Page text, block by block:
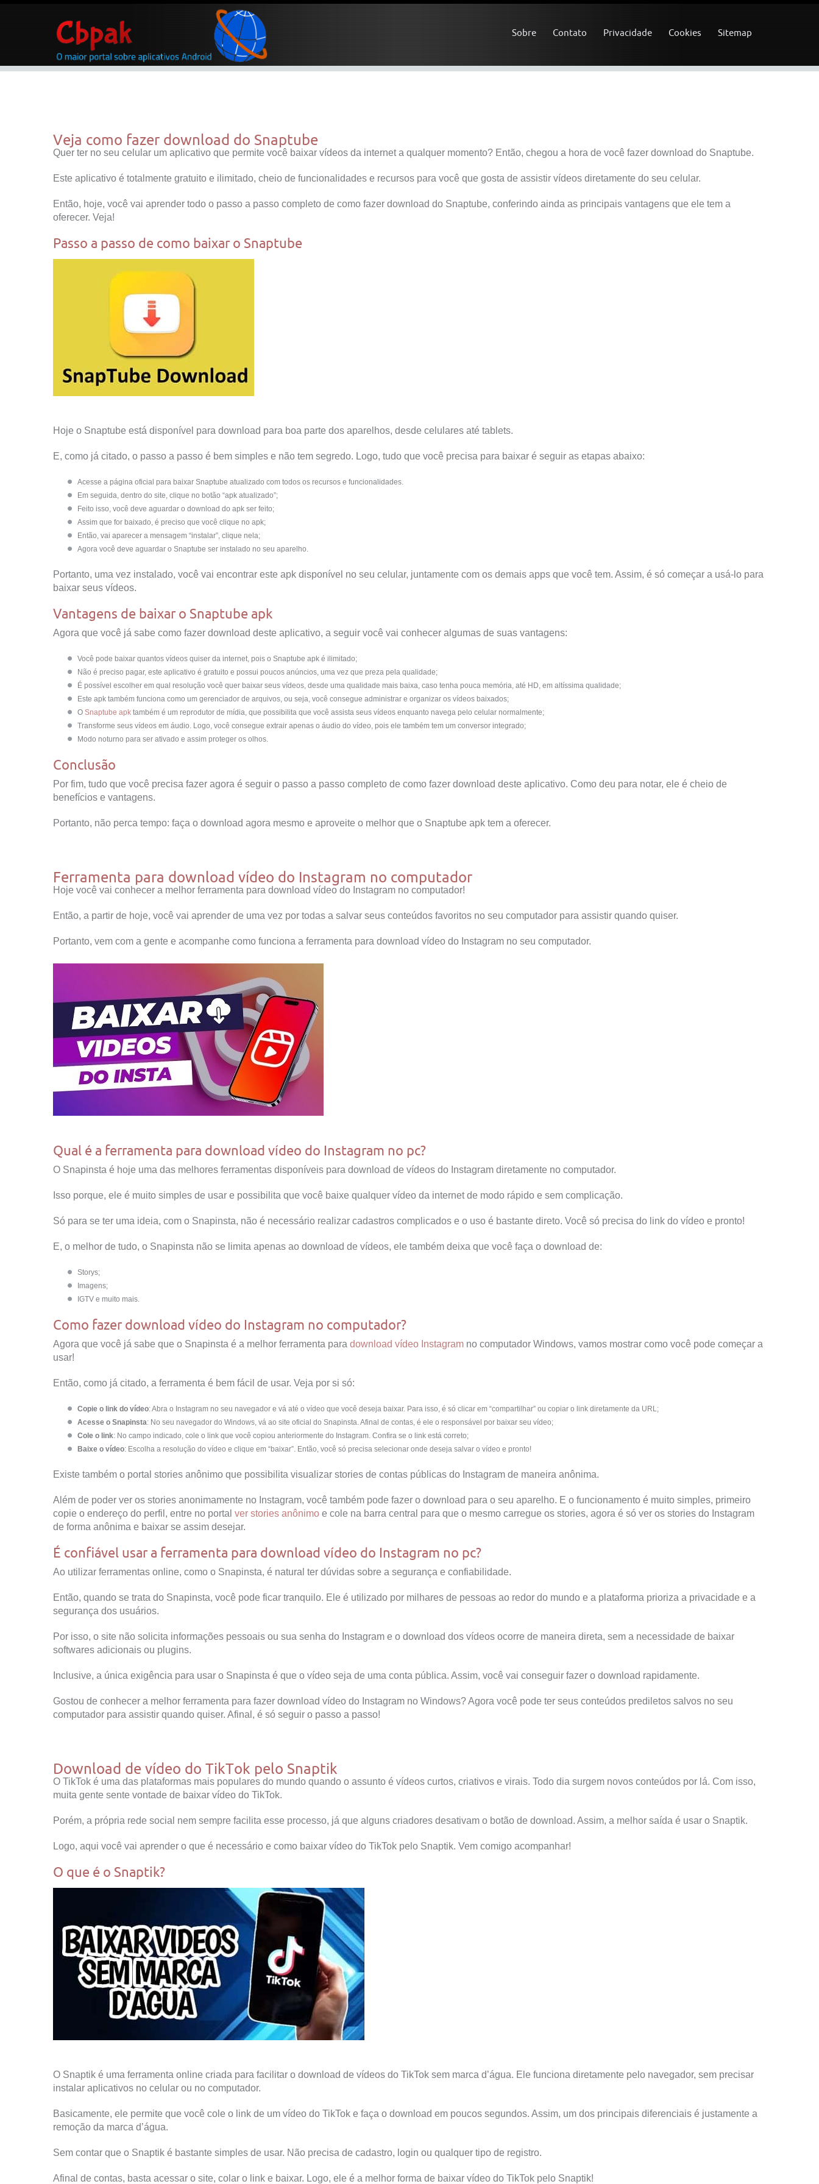
Sobre Contato Privacidade Cookies Sitemap
Veja como fazer download do Snaptube
Quer ter no seu celular um aplicativo que permite você baixar vídeos da internet a qualquer momento? Então, chegou a hora de você fazer download do Snaptube.
Este aplicativo é totalmente gratuito e ilimitado, cheio de funcionalidades e recursos para você que gosta de assistir vídeos diretamente do seu celular.
Então, hoje, você vai aprender todo o passo a passo completo de como fazer download do Snaptube, conferindo ainda as principais vantagens que ele tem a
oferecer. Veja!
Passo a passo de como baixar o Snaptube
Hoje o Snaptube está disponível para download para boa parte dos aparelhos, desde celulares até tablets.
E, como já citado, o passo a passo é bem simples e não tem segredo. Logo, tudo que você precisa para baixar é seguir as etapas abaixo:
Acesse a página oficial para baixar Snaptube atualizado com todos os recursos e funcionalidades.
Em seguida, dentro do site, clique no botão “apk atualizado”;
Feito isso, você deve aguardar o download do apk ser feito;
Assim que for baixado, é preciso que você clique no apk;
Então, vai aparecer a mensagem “instalar”, clique nela;
Agora você deve aguardar o Snaptube ser instalado no seu aparelho.
Portanto, uma vez instalado, você vai encontrar este apk disponível no seu celular, juntamente com os demais apps que você tem. Assim, é só começar a usá-lo para
baixar seus vídeos.
Vantagens de baixar o Snaptube apk
Agora que você já sabe como fazer download deste aplicativo, a seguir você vai conhecer algumas de suas vantagens:
Você pode baixar quantos vídeos quiser da internet, pois o Snaptube apk é ilimitado;
Não é preciso pagar, este aplicativo é gratuito e possui poucos anúncios, uma vez que preza pela qualidade;
É possível escolher em qual resolução você quer baixar seus vídeos, desde uma qualidade mais baixa, caso tenha pouca memória, até HD, em altíssima qualidade;
Este apk também funciona como um gerenciador de arquivos, ou seja, você consegue administrar e organizar os vídeos baixados;
O Snaptube apk também é um reprodutor de mídia, que possibilita que você assista seus vídeos enquanto navega pelo celular normalmente;
Transforme seus vídeos em áudio. Logo, você consegue extrair apenas o áudio do vídeo, pois ele também tem um conversor integrado;
Modo noturno para ser ativado e assim proteger os olhos.
Conclusão
Por fim, tudo que você precisa fazer agora é seguir o passo a passo completo de como fazer download deste aplicativo. Como deu para notar, ele é cheio de
benefícios e vantagens.
Portanto, não perca tempo: faça o download agora mesmo e aproveite o melhor que o Snaptube apk tem a oferecer.
Ferramenta para download vídeo do Instagram no computador
Hoje você vai conhecer a melhor ferramenta para download vídeo do Instagram no computador!
Então, a partir de hoje, você vai aprender de uma vez por todas a salvar seus conteúdos favoritos no seu computador para assistir quando quiser.
Portanto, vem com a gente e acompanhe como funciona a ferramenta para download vídeo do Instagram no seu computador.
Qual é a ferramenta para download vídeo do Instagram no pc?
O Snapinsta é hoje uma das melhores ferramentas disponíveis para download de vídeos do Instagram diretamente no computador.
Isso porque, ele é muito simples de usar e possibilita que você baixe qualquer vídeo da internet de modo rápido e sem complicação.
Só para se ter uma ideia, com o Snapinsta, não é necessário realizar cadastros complicados e o uso é bastante direto. Você só precisa do link do vídeo e pronto!
E, o melhor de tudo, o Snapinsta não se limita apenas ao download de vídeos, ele também deixa que você faça o download de:
Storys;
Imagens;
IGTV e muito mais.
Como fazer download vídeo do Instagram no computador?
Agora que você já sabe que o Snapinsta é a melhor ferramenta para download vídeo Instagram no computador Windows, vamos mostrar como você pode começar a
usar!
Então, como já citado, a ferramenta é bem fácil de usar. Veja por si só:
Copie o link do vídeo: Abra o Instagram no seu navegador e vá até o vídeo que você deseja baixar. Para isso, é só clicar em “compartilhar” ou copiar o link diretamente da URL;
Acesse o Snapinsta: No seu navegador do Windows, vá ao site oficial do Snapinsta. Afinal de contas, é ele o responsável por baixar seu vídeo;
Cole o link: No campo indicado, cole o link que você copiou anteriormente do Instagram. Confira se o link está correto;
Baixe o vídeo: Escolha a resolução do vídeo e clique em “baixar”. Então, você só precisa selecionar onde deseja salvar o vídeo e pronto!
Existe também o portal stories anônimo que possibilita visualizar stories de contas públicas do Instagram de maneira anônima.
Além de poder ver os stories anonimamente no Instagram, você também pode fazer o download para o seu aparelho. E o funcionamento é muito simples, primeiro
copie o endereço do perfil, entre no portal ver stories anônimo e cole na barra central para que o mesmo carregue os stories, agora é só ver os stories do Instagram
de forma anônima e baixar se assim desejar.
É confiável usar a ferramenta para download vídeo do Instagram no pc?
Ao utilizar ferramentas online, como o Snapinsta, é natural ter dúvidas sobre a segurança e confiabilidade.
Então, quando se trata do Snapinsta, você pode ficar tranquilo. Ele é utilizado por milhares de pessoas ao redor do mundo e a plataforma prioriza a privacidade e a
segurança dos usuários.
Por isso, o site não solicita informações pessoais ou sua senha do Instagram e o download dos vídeos ocorre de maneira direta, sem a necessidade de baixar
softwares adicionais ou plugins.
Inclusive, a única exigência para usar o Snapinsta é que o vídeo seja de uma conta pública. Assim, você vai conseguir fazer o download rapidamente.
Gostou de conhecer a melhor ferramenta para fazer download vídeo do Instagram no Windows? Agora você pode ter seus conteúdos prediletos salvos no seu
computador para assistir quando quiser. Afinal, é só seguir o passo a passo!
Download de vídeo do TikTok pelo Snaptik
O TikTok é uma das plataformas mais populares do mundo quando o assunto é vídeos curtos, criativos e virais. Todo dia surgem novos conteúdos por lá. Com isso,
muita gente sente vontade de baixar vídeo do TikTok.
Porém, a própria rede social nem sempre facilita esse processo, já que alguns criadores desativam o botão de download. Assim, a melhor saída é usar o Snaptik.
Logo, aqui você vai aprender o que é necessário e como baixar vídeo do TikTok pelo Snaptik. Vem comigo acompanhar!
O que é o Snaptik?
O Snaptik é uma ferramenta online criada para facilitar o download de vídeos do TikTok sem marca d’água. Ele funciona diretamente pelo navegador, sem precisar
instalar aplicativos no celular ou no computador.
Basicamente, ele permite que você cole o link de um vídeo do TikTok e faça o download em poucos segundos. Assim, um dos principais diferenciais é justamente a
remoção da marca d’água.
Sem contar que o Snaptik é bastante simples de usar. Não precisa de cadastro, login ou qualquer tipo de registro.
Afinal de contas, basta acessar o site, colar o link e baixar. Logo, ele é a melhor forma de baixar vídeo do TikTok pelo Snaptik!